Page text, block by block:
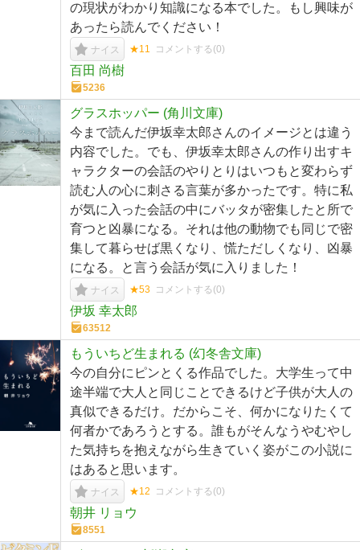
の現状がわかり知識になる本でした。もし興味が
あったら読んでください！
ナイス ★11 コメントする(0)
百田 尚樹
5236
グラスホッパー (角川文庫)
今まで読んだ伊坂幸太郎さんのイメージとは違う
内容でした。でも、伊坂幸太郎さんの作り出すキ
ャラクターの会話のやりとりはいつもと変わらず
読む人の心に刺さる言葉が多かったです。特に私
が気に入った会話の中にバッタが密集したと所で
育つと凶暴になる。それは他の動物でも同じで密
集して暮らせば黒くなり、慌ただしくなり、凶暴
になる。と言う会話が気に入りました！
ナイス ★53 コメントする(0)
伊坂 幸太郎
63512
もういちど生まれる (幻冬舎文庫)
今の自分にピンとくる作品でした。大学生って中
途半端で大人と同じことできるけど子供が大人の
真似できるだけ。だからこそ、何かになりたくて
何者かであろうとする。誰もがそんなうやむやし
た気持ちを抱えながら生きていく姿がこの小説に
はあると思います。
ナイス ★12 コメントする(0)
朝井 リョウ
8551